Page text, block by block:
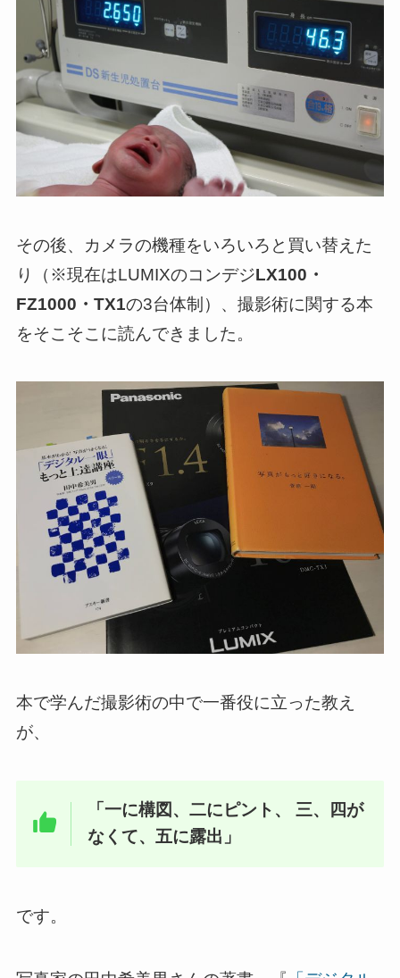
その後、カメラの機種をいろいろと買い替えた
り（※現在はLUMIXのコンデジLX100・
FZ1000・TX1の3台体制）、撮影術に関する本
をそこそこに読んできました。
本で学んだ撮影術の中で一番役に立った教え
が、
「一に構図、二にピント、 三、四が
なくて、五に露出」
です。